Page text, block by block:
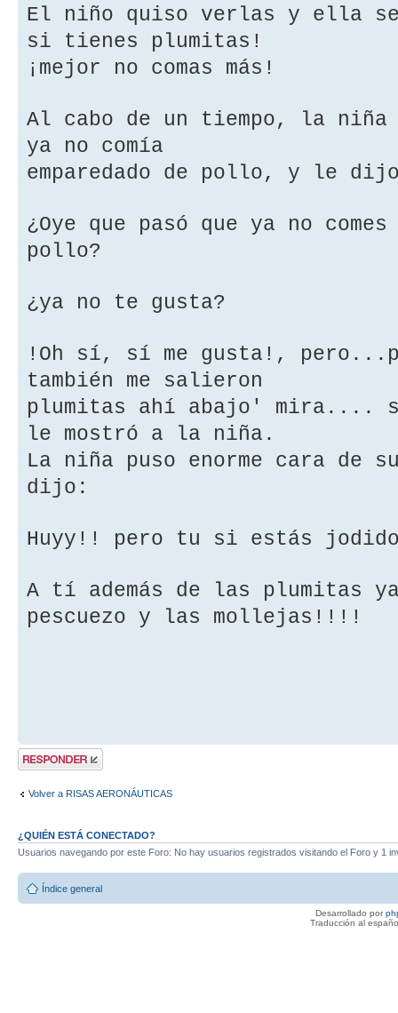
El niño quiso verlas y ella
si tienes plumitas!
¡mejor no comas más!
Al cabo de un tiempo, la
ya no comía
emparedado de pollo, y le
¿Oye que pasó que ya no comes
pollo?
¿ya no te gusta?
!Oh sí, sí me gusta!,
también me salieron
plumitas ahí abajo' mira....
le mostró a la niña.
La niña puso enorme cara de
dijo:
Huyy!! pero tu si estás
A tí además de las plumitas
pescuezo y las mollejas!!!!
Publicar una
respuesta
Volver a RISAS AERONÁUTICAS
¿QUIÉN ESTÁ CONECTADO?
Usuarios navegando por este Foro: No hay usuarios registrados visitando el Foro y 1
Índice general
Desarrollado por
Traducción al